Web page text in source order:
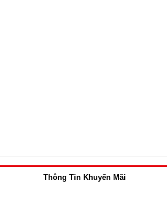
Thông Tin Khuyến Mãi